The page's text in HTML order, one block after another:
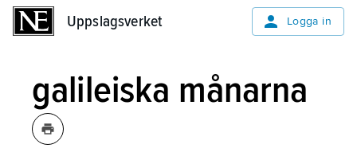
Uppslagsverket Logga in
galileiska månarna